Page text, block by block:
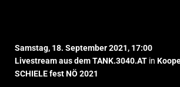
Samstag, 18. September 2021, 17:00
Livestream aus demTANK.3040.AT in
SCHIELE fest NÖ 2021